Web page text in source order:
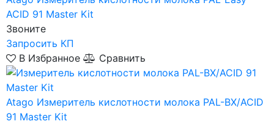
ACID 91 Master Kit
Звоните
Запросить КП
В Избранное
Сравнить
Atago Измеритель кислотности молока PAL-BX/ACID
91 Master Kit